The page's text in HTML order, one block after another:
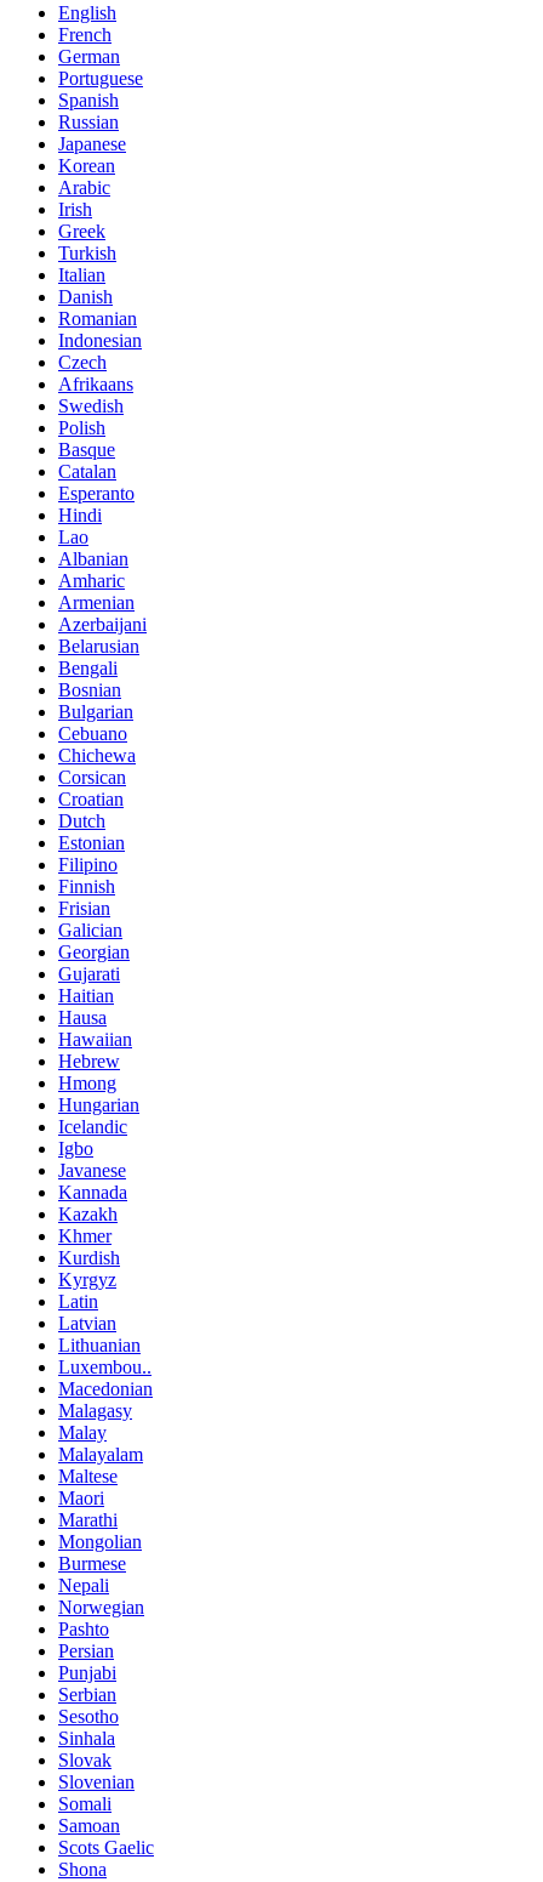
English
French
German
Portuguese
Spanish
Russian
Japanese
Korean
Arabic
Irish
Greek
Turkish
Italian
Danish
Romanian
Indonesian
Czech
Afrikaans
Swedish
Polish
Basque
Catalan
Esperanto
Hindi
Lao
Albanian
Amharic
Armenian
Azerbaijani
Belarusian
Bengali
Bosnian
Bulgarian
Cebuano
Chichewa
Corsican
Croatian
Dutch
Estonian
Filipino
Finnish
Frisian
Galician
Georgian
Gujarati
Haitian
Hausa
Hawaiian
Hebrew
Hmong
Hungarian
Icelandic
Igbo
Javanese
Kannada
Kazakh
Khmer
Kurdish
Kyrgyz
Latin
Latvian
Lithuanian
Luxembou..
Macedonian
Malagasy
Malay
Malayalam
Maltese
Maori
Marathi
Mongolian
Burmese
Nepali
Norwegian
Pashto
Persian
Punjabi
Serbian
Sesotho
Sinhala
Slovak
Slovenian
Somali
Samoan
Scots Gaelic
Shona